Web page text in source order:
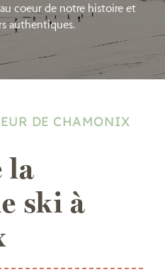
coeur de notre histoire et
authentiques.
DE CHAMONIX
la
ski à